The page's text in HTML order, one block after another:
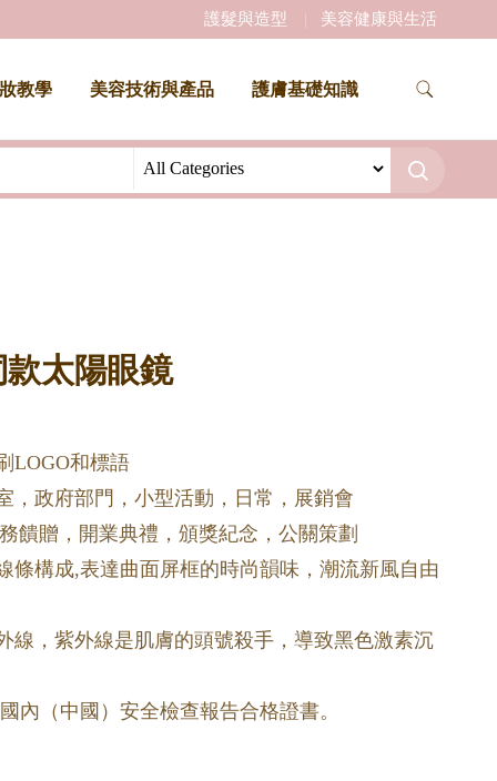
護髮與造型 美容健康與生活
教學 美容技術與產品 護膚基礎知識
太陽眼鏡
LOGO和標語
，政府部門，小型活動，日常，展銷會
饋贈，開業典禮，頒獎紀念，公關策劃
條構成,表達曲面屏框的時尚韻味，潮流新風自由
線，紫外線是肌膚的頭號殺手，導致黑色激素沉
內（中國）安全檢查報告合格證書。